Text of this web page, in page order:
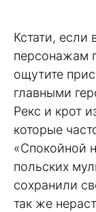
Кстати, если
персонажам
ощутите
главными
Рекс и крот
которые
«Спокойной
польских
сохранили
так же